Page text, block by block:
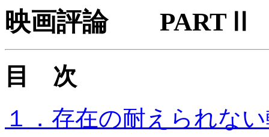
映画評論 PARTⅡ
目 次
１．存在の耐えられな